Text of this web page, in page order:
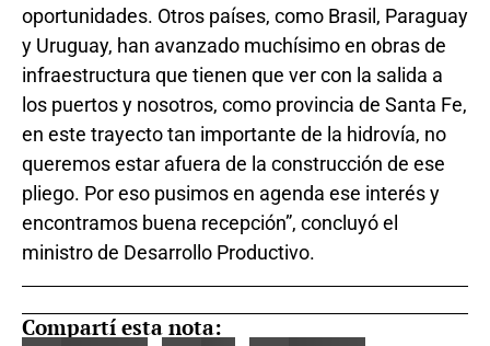
oportunidades. Otros países, como Brasil, Paraguay
y Uruguay, han avanzado muchísimo en obras de
infraestructura que tienen que ver con la salida a
los puertos y nosotros, como provincia de Santa Fe,
en este trayecto tan importante de la hidrovía, no
queremos estar afuera de la construcción de ese
pliego. Por eso pusimos en agenda ese interés y
encontramos buena recepción”, concluyó el
ministro de Desarrollo Productivo.
Compartí esta nota: